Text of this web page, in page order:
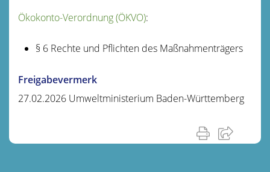
Ökokonto-Verordnung (ÖKVO):
§ 6 Rechte und Pflichten des Maßnahmenträgers
Freigabevermerk
27.02.2026 Umweltministerium Baden-Württemberg